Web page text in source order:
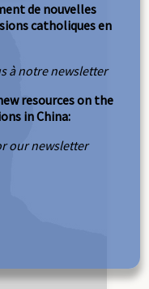
de nouvelles
catholiques en
à notre newsletter
resources on the
in China:
our newsletter